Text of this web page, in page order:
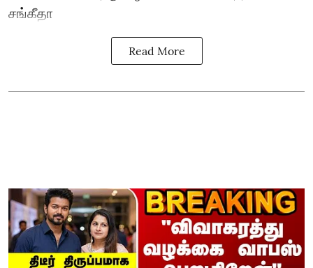
சங்கீதா
Read More